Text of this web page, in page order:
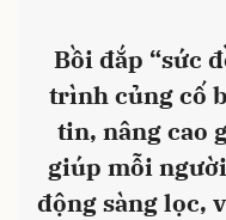
Bồi đắp “sức
trình củng cố
tin, nâng cao
giúp mỗi
động sàng lọc,